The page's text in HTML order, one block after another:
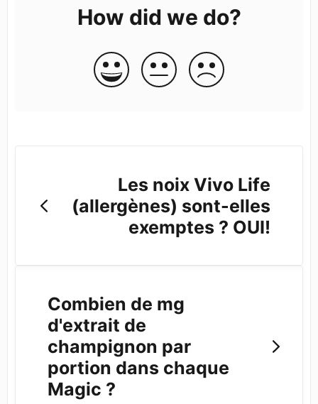
How did we do?
Les noix Vivo Life
(allergènes) sont-elles
exemptes ? OUI!
Combien de mg
d'extrait de
champignon par
portion dans chaque
Magic ?